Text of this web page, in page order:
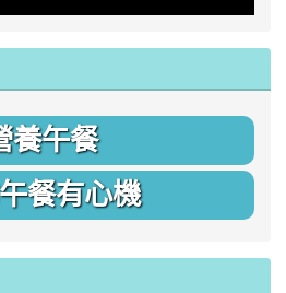
養午餐
餐有心機